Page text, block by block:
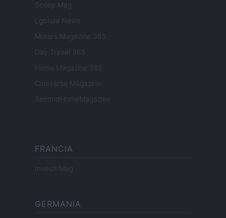
Scoop Mag
Lgbtqia News
Motors Magazine 365
Day Travel 365
Home Magazine 365
Cineverse Magazine
SecondHomeMagazine
FRANCIA
InvestirMag
GERMANIA